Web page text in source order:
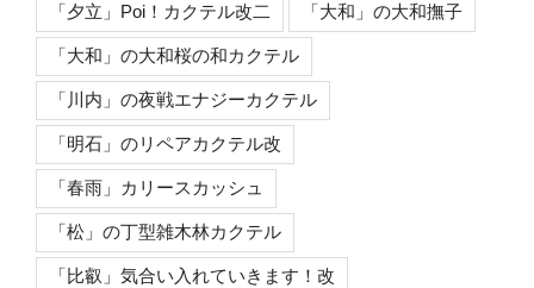
「夕立」Poi！カクテル改二 「大和」の大和撫子
「大和」の大和桜の和カクテル
「川内」の夜戦エナジーカクテル
「明石」のリペアカクテル改
「春雨」カリースカッシュ
「松」の丁型雑木林カクテル
「比叡」気合い入れていきます！改